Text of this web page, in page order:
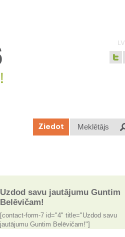
LV
Ziedot Meklētājs
Uzdod savu jautājumu Guntim
Belēvičam!
[contact-form-7 id="4" title="Uzdod savu
jautājumu Guntim Belēvičam!"]